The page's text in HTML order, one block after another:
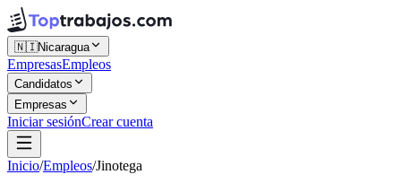
🇳🇮Nicaragua
EmpresasEmpleos
Candidatos
Empresas
Iniciar sesiónCrear cuenta
Inicio/Empleos/Jinotega